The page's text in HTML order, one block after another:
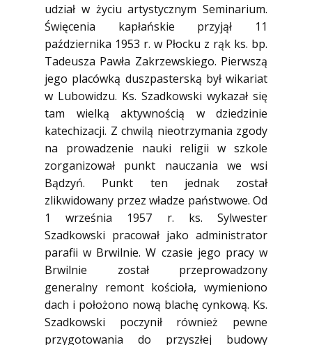
udział w życiu artystycznym Seminarium.
Święcenia kapłańskie przyjął 11
października 1953 r. w Płocku z rąk ks. bp.
Tadeusza Pawła Zakrzewskiego. Pierwszą
jego placówką duszpasterską był wikariat
w Lubowidzu. Ks. Szadkowski wykazał się
tam wielką aktywnością w dziedzinie
katechizacji. Z chwilą nieotrzymania zgody
na prowadzenie nauki religii w szkole
zorganizował punkt nauczania we wsi
Bądzyń. Punkt ten jednak został
zlikwidowany przez władze państwowe. Od
1 września 1957 r. ks. Sylwester
Szadkowski pracował jako administrator
parafii w Brwilnie. W czasie jego pracy w
Brwilnie został przeprowadzony
generalny remont kościoła, wymieniono
dach i położono nową blachę cynkową. Ks.
Szadkowski poczynił również pewne
przygotowania do przyszłej budowy